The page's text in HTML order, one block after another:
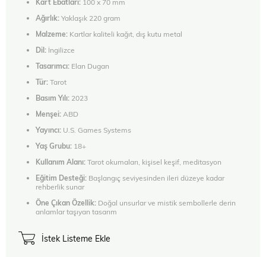
Ağırlık:Yaklaşık 220 gram
Malzeme: Kartlar kaliteli kağıt, dış kutu metal
Dil: İngilizce
Tasarımcı: Elan Dugan
Tür:Tarot
Basım Yılı: 2023
Menşei: ABD
Yayıncı: U.S. Games Systems
Yaş Grubu: 18+
Kullanım Alanı:Tarot okumaları, kişisel keşif, meditasyon
Eğitim Desteği: Başlangıç seviyesinden ileri düzeye kadar
rehberlik sunar
Öne Çıkan Özellik: Doğal unsurlar ve mistik sembollerle derin
anlamlar taşıyan tasarım
İstek Listeme Ekle